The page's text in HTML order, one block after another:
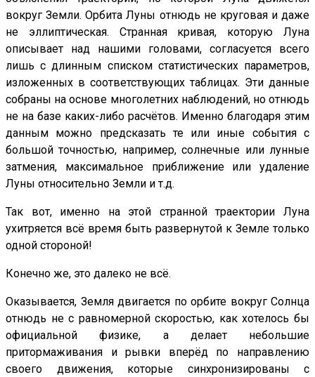
вокруг Земли. Орбита Луны отнюдь не круговая и даже
не эллиптическая. Странная кривая, которую Луна
описывает над нашими головами, согласуется всего
лишь с длинным списком статистических параметров,
изложенных в соответствующих таблицах. Эти данные
собраны на основе многолетних наблюдений, но отнюдь
не на базе каких-либо расчётов. Именно благодаря этим
данным можно предсказать те или иные события с
большой точностью, например, солнечные или лунные
затмения, максимальное приближение или удаление
Луны относительно Земли и т.д.
Так вот, именно на этой странной траектории Луна
ухитряется всё время быть развернутой к Земле только
одной стороной!
Конечно же, это далеко не всё.
Оказывается, Земля двигается по орбите вокруг Солнца
отнюдь не с равномерной скоростью, как хотелось бы
официальной физике, а делает небольшие
притормаживания и рывки вперёд по направлению
своего движения, которые синхронизированы с